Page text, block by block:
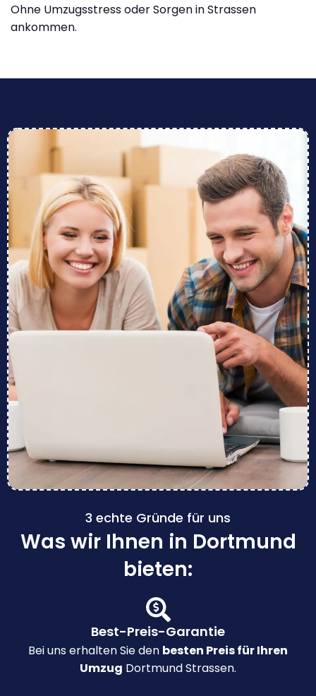
Ohne Umzugsstress oder Sorgen in Strassen
ankommen.
3 echte Gründe für uns
Was wir Ihnen in Dortmund
bieten:
Best-Preis-Garantie
Bei uns erhalten Sie den besten Preis für Ihren
Umzug Dortmund Strassen.